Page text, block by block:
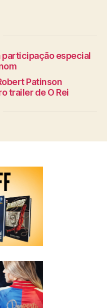
participação especial
Patinson
trailer de O Rei